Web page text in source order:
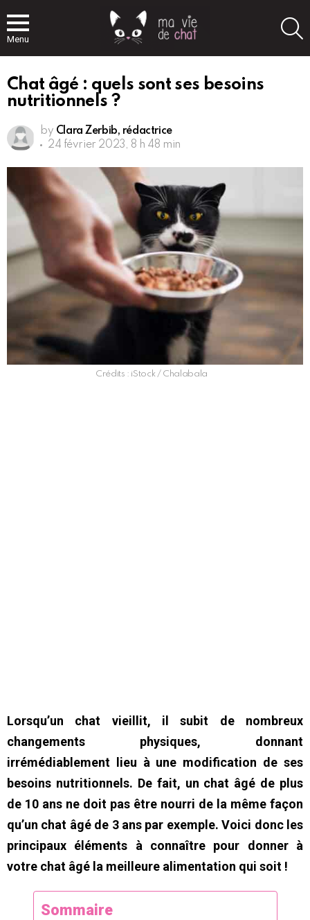
Menu
Chat âgé : quels sont ses besoins
nutritionnels ?
by Clara Zerbib, rédactrice
24 février 2023, 8 h 48 min
Crédits : iStock / Chalabala
Lorsqu’un chat vieillit, il subit de nombreux
changements physiques, donnant
irrémédiablement lieu à une modification de ses
besoins nutritionnels. De fait, un chat âgé de plus
de 10 ans ne doit pas être nourri de la même façon
qu’un chat âgé de 3 ans par exemple. Voici donc les
principaux éléments à connaître pour donner à
votre chat âgé la meilleure alimentation qui soit !
Sommaire